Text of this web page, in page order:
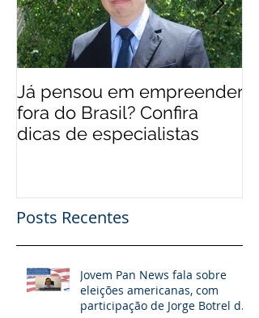
Já pensou em empreender
fora do Brasil? Confira
dicas de especialistas
Posts Recentes
Jovem Pan News fala sobre
eleições americanas, com
participação de Jorge Botrel da